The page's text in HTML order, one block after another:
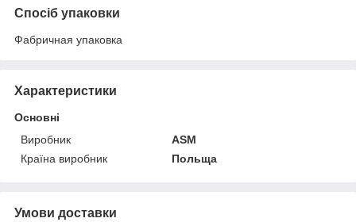
Спосіб упаковки
Фабричная упаковка
Характеристики
Основні
Виробник
ASM
Країна виробник
Польща
Умови доставки